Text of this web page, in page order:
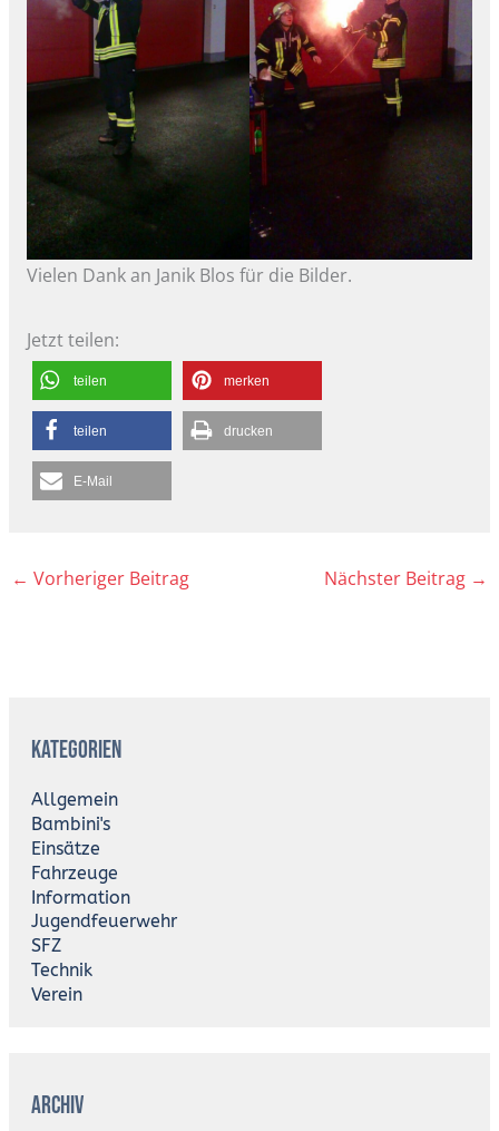
Vielen Dank an Janik Blos für die Bilder.
Jetzt teilen:
teilen merken
teilen drucken
E-Mail
← Vorheriger Beitrag Nächster Beitrag →
Kategorien
Allgemein
Bambini's
Einsätze
Fahrzeuge
Information
Jugendfeuerwehr
SFZ
Technik
Verein
Archiv
c
v